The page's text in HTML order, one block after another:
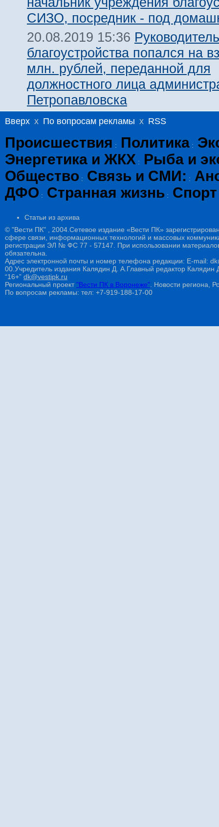
СИЗО, посредник - под
20.08.2019 15:36
благоустройства попался на
млн. рублей, переданной для
должностного лица
Петропавловска
Вверх x По вопросам рекламы x RSS
Происшествия : Политика :
Энергетика и ЖКХ :
Рыба и
Общество : Связь и СМИ: :
ДФО : Странная жизнь : Спорт
Статьи из архива
© "Вести ПК" , 2004.Сетевое издание «Вести ПК»
сфере связи, информационных технологий и массовых
регистрации ЭЛ № ФС 77 - 57147. При использовании
обязательна.
Адрес электронной почты и номер телефона редакции: E-mail:
00.Учредитель издания Калядин Д. А.Главный редактор
“16+” dk@vestipk.ru
Региональный проект"Вести ПК в Воронеже" . Новости региона,
По вопросам рекламы: тел: +7-919-188-17-00